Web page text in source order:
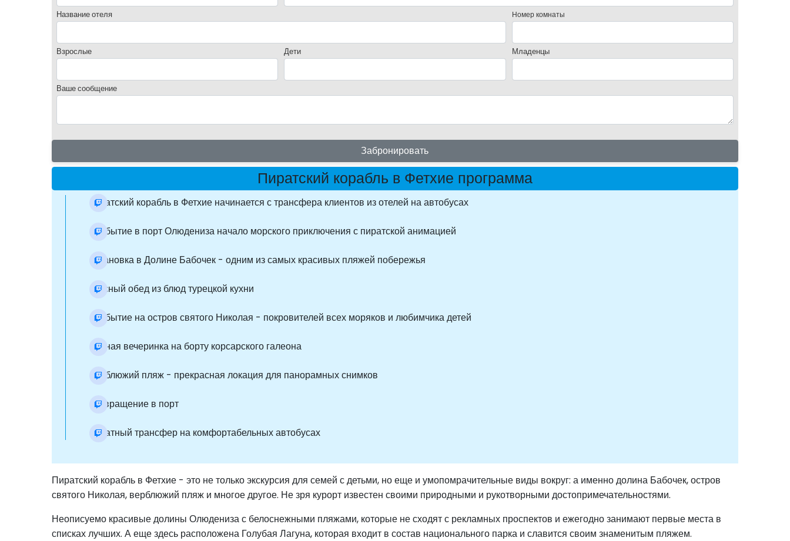
Название отеля Номер комнаты
Взрослые Дети Младенцы
Ваше сообщение
Забронировать
Пиратский корабль в Фетхие программа
пиратский корабль в Фетхие начинается с трансфера клиентов из отелей на автобусах
прибытие в порт Олюдениза начало морского приключения с пиратской анимацией
остановка в Долине Бабочек - одним из самых красивых пляжей побережья
вкусный обед из блюд турецкой кухни
прибытие на остров святого Николая - покровителей всех моряков и любимчика детей
пенная вечеринка на борту корсарского галеона
верблюжий пляж - прекрасная локация для панорамных снимков
возвращение в порт
обратный трансфер на комфортабельных автобусах
Пиратский корабль в Фетхие - это не только экскурсия для семей с детьми, но еще и умопомрачительные виды вокруг: а именно долина Бабочек, остров
святого Николая, верблюжий пляж и многое другое. Не зря курорт известен своими природными и рукотворными достопримечательностями.
Неописуемо красивые долины Олюдениза с белоснежными пляжами, которые не сходят с рекламных проспектов и ежегодно занимают первые места в
списках лучших. А еще здесь расположена Голубая Лагуна, которая входит в состав национального парка и славится своим знаменитым пляжем.